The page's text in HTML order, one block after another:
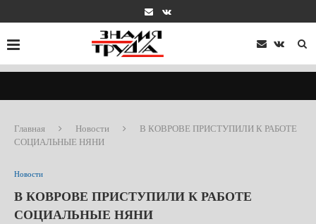
Главная Новости
В КОВРОВЕ ПРИСТУПИЛИ К РАБОТЕ
СОЦИАЛЬНЫЕ НЯНИ
Новости
В КОВРОВЕ ПРИСТУПИЛИ К РАБОТЕ
СОЦИАЛЬНЫЕ НЯНИ